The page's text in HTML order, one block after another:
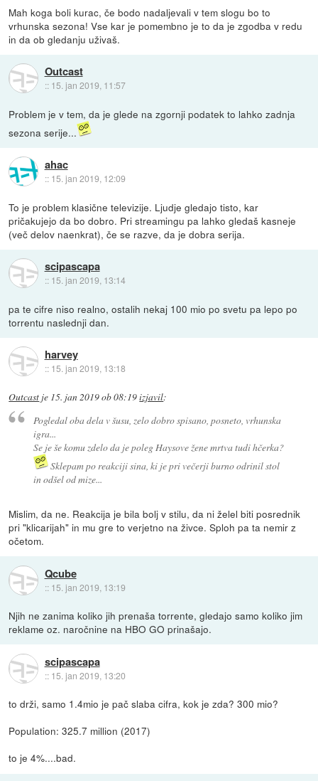
Mah koga boli kurac, če bodo nadaljevali v tem slogu bo to
vrhunska sezona! Vse kar je pomembno je to da je zgodba v redu
in da ob gledanju uživaš.
Outcast
:: 15. jan 2019, 11:57
Problem je v tem, da je glede na zgornji podatek to lahko zadnja
sezona serije...
ahac
:: 15. jan 2019, 12:09
To je problem klasične televizije. Ljudje gledajo tisto, kar
pričakujejo da bo dobro. Pri streamingu pa lahko gledaš kasneje
(več delov naenkrat), če se razve, da je dobra serija.
scipascapa
:: 15. jan 2019, 13:14
pa te cifre niso realno, ostalih nekaj 100 mio po svetu pa lepo po
torrentu naslednji dan.
harvey
:: 15. jan 2019, 13:18
Outcast je 15. jan 2019 ob 08:19izjavil:
Pogledal oba dela v šusu, zelo dobro spisano, posneto, vrhunska
igra...
Se je še komu zdelo da je poleg Haysove žene mrtva tudi hčerka?
Sklepam po reakciji sina, ki je pri večerji burno odrinil stol
in odšel od mize...
Mislim, da ne. Reakcija je bila bolj v stilu, da ni želel biti posrednik
pri "klicarijah" in mu gre to verjetno na živce. Sploh pa ta nemir z
očetom.
Qcube
:: 15. jan 2019, 13:19
Njih ne zanima koliko jih prenaša torrente, gledajo samo koliko jim
reklame oz. naročnine na HBO GO prinašajo.
scipascapa
:: 15. jan 2019, 13:20
to drži, samo 1.4mio je pač slaba cifra, kok je zda? 300 mio?
Population: 325.7 million (2017)
to je 4%....bad.